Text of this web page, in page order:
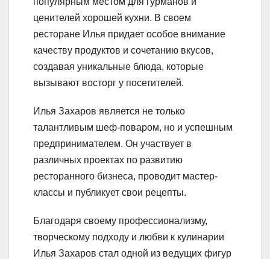
ценителей хорошей кухни. В своем
ресторане Илья придает особое внимание
качеству продуктов и сочетанию вкусов,
создавая уникальные блюда, которые
вызывают восторг у посетителей.
Илья Захаров является не только
талантливым шеф-поваром, но и успешным
предпринимателем. Он участвует в
различных проектах по развитию
ресторанного бизнеса, проводит мастер-
классы и публикует свои рецепты.
Благодаря своему профессионализму,
творческому подходу и любви к кулинарии
Илья Захаров стал одной из ведущих фигур